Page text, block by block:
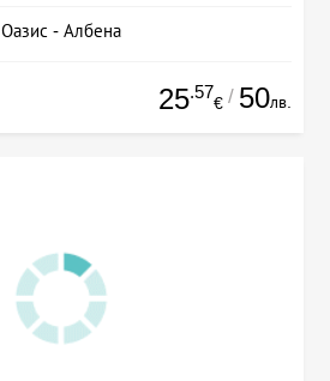
Оазис - Албена
25.57
€ / 50лв.